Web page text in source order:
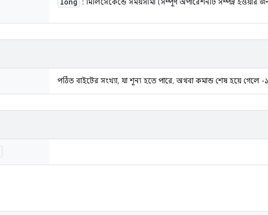
: মিলিসেকেন্ডে সময়সীমা (সম্পূর্ণ অপারেশনটি সম্পন্ন হওয়ার
পঠিত বাইটের সংখ্যা, যা শূন্য হতে পারে, অথবা কমান্ড শেষ হয়ে গেলে -